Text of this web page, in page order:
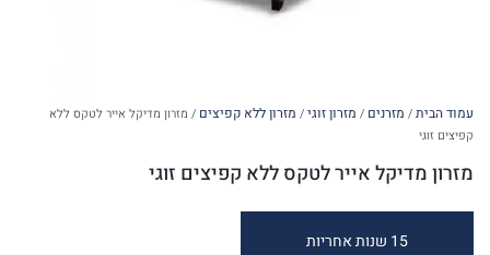
עמוד הבית/ מזרנים / מזרון זוגי/ מזרון ללא קפיצים / מזרון מדיקל אייר לטקס ללא
קפיצים זוגי
מזרון מדיקל אייר לטקס ללא קפיצים זוגי
15 שנות אחריות